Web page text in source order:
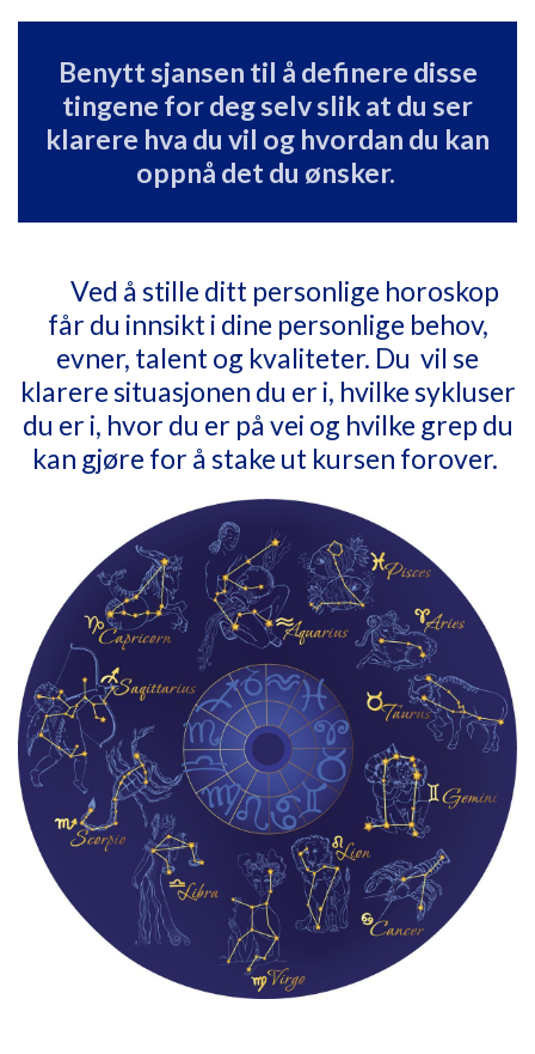
Benytt sjansen til å definere disse
tingene for deg selv slik at du ser
klarere hva du vil og hvordan du kan
oppnå det du ønsker.
Ved å stille ditt personlige horoskop
får du innsikt i dine personlige behov,
evner, talent og kvaliteter. Du vil se
klarere situasjonen du er i, hvilke sykluser
du er i, hvor du er på vei og hvilke grep du
kan gjøre for å stake ut kursen forover.